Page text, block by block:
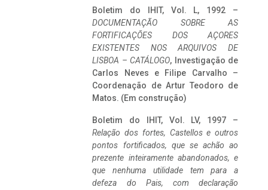
Boletim do IHIT, Vol. L, 1992 –
DOCUMENTAÇÃO SOBRE AS
FORTIFICAÇÕES DOS AÇORES
EXISTENTES NOS ARQUIVOS DE
LISBOA – CATÁLOGO, Investigação de
Carlos Neves e Filipe Carvalho –
Coordenação de Artur Teodoro de
Matos. (Em construção)
Boletim do IHIT, Vol. LV, 1997 –
Relação dos fortes, Castellos e outros
pontos fortificados, que se achão ao
prezente inteiramente abandonados, e
que nenhuma utilidade tem para a
defeza do Pais, com declaração